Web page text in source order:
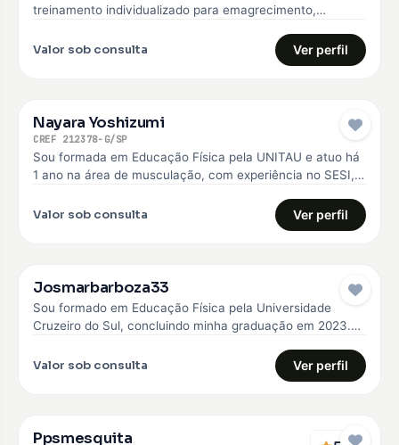
treinamento individualizado para emagrecimento,
alunos iniciantes e…
Valor sob consulta Ver perfil
Nayara Yoshizumi
CREF 212378-G/SP
Sou formada em Educação Física pela UNITAU e atuo há
1 ano na área de musculação, com experiência no SESI,…
Valor sob consulta Ver perfil
Josmarbarboza33
Sou formado em Educação Física pela Universidade
Cruzeiro do Sul, concluindo minha graduação em 2023.
Valor sob consulta Ver perfil
Ppsmesquita